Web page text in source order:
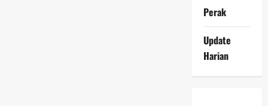
Perak
Update
Harian